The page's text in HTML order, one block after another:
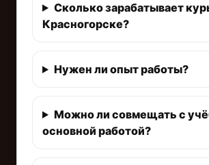
Сколько зарабатывает
Красногорске?
Нужен ли опыт работы?
Можно ли совмещать с
основной работой?